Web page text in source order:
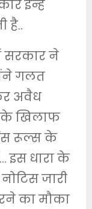
इन्हें
है..
सरकार ने
गलत
अवैध
खिलाफ
रूल्स के
इस धारा के
जारी
का मौका